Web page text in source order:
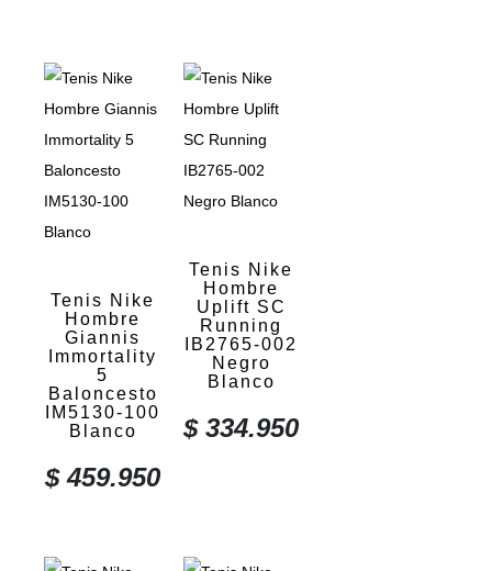
Tenis Nike
Hombre
Giannis
Immortality
5
Baloncesto
IM5130-100
Blanco
$459.950
Tenis Nike
Hombre
Uplift SC
Running
IB2765-002
Negro
Blanco
$334.950